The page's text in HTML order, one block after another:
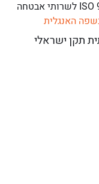
תעודת תו תקן ISO 9001:2015 לשרותי אבטחה
האנגלית
תקן ישראלי